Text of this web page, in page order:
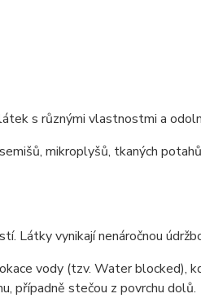
s různými vlastnostmi a
mikroplyšů, tkaných
Látky vynikají nenáročnou
vody (tzv. Water blocked),
případně stečou z povrchu dolů.